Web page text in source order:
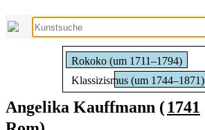
Rokoko (um 1711–1794)
Klassizismus (um 1744–1871)
Angelika Kauffmann (1741